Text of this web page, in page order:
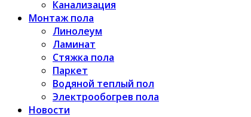
Канализация
Монтаж пола
Линолеум
Ламинат
Стяжка пола
Паркет
Водяной теплый пол
Электрообогрев пола
Новости